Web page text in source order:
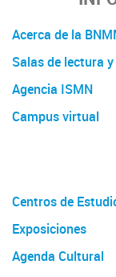
Acerca de la
Salas de lectura
Agencia ISMN
Campus virtual
Centros de
Exposiciones
Agenda Cultural